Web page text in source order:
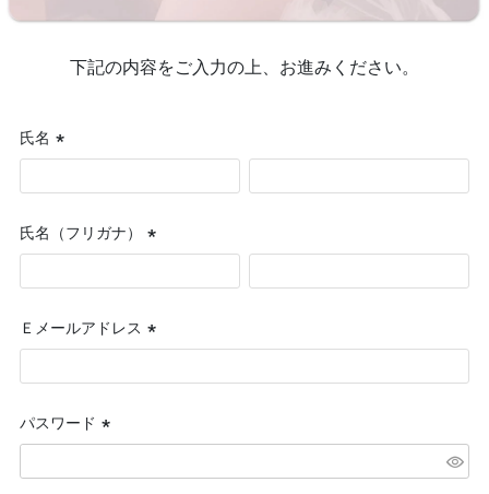
下記の内容をご入力の上、お進みください。
氏名
(必
須)
氏名（フリガナ）
(必
須)
Ｅメールアドレス
(必
須)
パスワード
(必
須)